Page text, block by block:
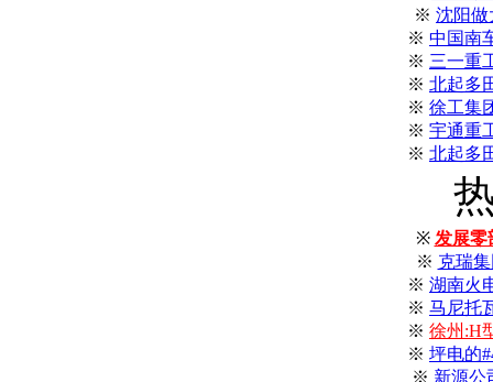
※ 沈阳
※ 中国南
※ 三一重
※ 北起多
※ 徐工集
※ 宇通重
※ 北起多
※ 发展
※ 克瑞
※ 湖南火
※ 马尼托
※ 徐州:H
※ 坪电的
※ 新源公